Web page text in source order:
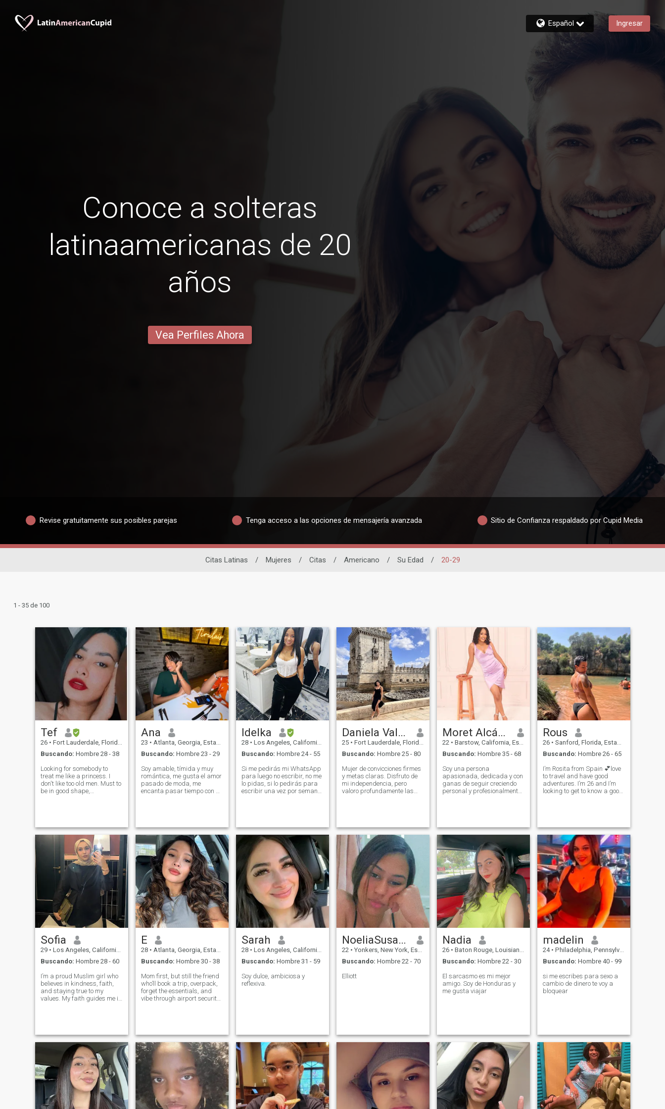
Español Ingresar
Conoce a solteras
latinaamericanas de 20
años
Vea Perfiles Ahora
Revise gratuitamente sus posibles parejas Tenga acceso a las opciones de mensajería avanzada Sitio de Confianza respaldado por Cupid Media
Citas Latinas / Mujeres / Citas / Americano / Su Edad / 20-29
1 - 35 de 100
Tef
26 • Fort Lauderdale, Florida, Estados Unidos
Buscando: Hombre 28 - 38
Looking for somebody to
treat me like a princess. I
don't like too old men. Must to
be in good shape,
your time, I won't reply your
messages. Soy Stef. Si no
coincides con el rango de
edad, apariencia física y
cualidades que busco, mejor
no me escribas. Perderás tu
tiempo porque no voy a
Ana
23 • Atlanta, Georgia, Estados Unidos
Buscando: Hombre 23 - 29
Soy amable, tímida y muy
romántica, me gusta el amor
pasado de moda, me
encanta pasar tiempo con mi
hogar. Soy muy tradicional.
\NTodo es mejor con un buen
café o vino.
Idelka
28 • Los Angeles, California, Estados Unidos
Buscando: Hombre 24 - 55
Si me pedirás mi WhatsApp
para luego no escribir, no me
lo pidas, si lo pedirás para
escribir una vez por semana
tienes tiempo para una
relación
Daniela Valentina
25 • Fort Lauderdale, Florida, Estados Unidos
Buscando: Hombre 25 - 80
Mujer de convicciones firmes
y metas claras. Disfruto de
mi independencia, pero
valoro profundamente las
buen sentido del humor.
Aprendiendo todos los días y
sin miedo a los nuevos
comienzos.
Moret Alcántara
22 • Barstow, California, Estados Unidos
Buscando: Hombre 35 - 68
Soy una persona
apasionada, dedicada y con
ganas de seguir creciendo
personal y profesionalmente.
Creo en el esfuerzo, la
humildad y los sueños
grandes. Me gusta hacer
ejercicio & leer, además me
encanta ir a la iglesia los
domingos. ¡Disfruto pasar
tiempo en familia' con la
bendición de Dios, todo es
perfecto!..No quiero ningún
perfil falso' & porfavor
mantener el respeto si
deseas hablarme..
Rous
26 • Sanford, Florida, Estados Unidos
Buscando: Hombre 26 - 65
I’m Rosita from Spain 💕love
to travel and have good
adventures. I’m 26 and I’m
looking to get to know a good
Ride on my bike 🫶
Sofia
29 • Los Angeles, California, Estados Unidos
Buscando: Hombre 28 - 60
I’m a proud Muslim girl who
believes in kindness, faith,
and staying true to my
values. My faith guides me in
positivity around me.
Modesty and
E
28 • Atlanta, Georgia, Estados Unidos
Buscando: Hombre 30 - 38
Mom first, but still the friend
who’ll book a trip, overpack,
forget the essentials, and
vibe through airport security
moment.
Sarah
28 • Los Angeles, California, Estados Unidos
Buscando: Hombre 31 - 59
Soy dulce, ambiciosa y
reflexiva.
NoeliaSusana
22 • Yonkers, New York, Estados Unidos
Buscando: Hombre 22 - 70
Elliott
Nadia
26 • Baton Rouge, Louisiana, Estados Unidos
Buscando: Hombre 22 - 30
El sarcasmo es mi mejor
amigo. Soy de Honduras y
me gusta viajar
madelin
24 • Philadelphia, Pennsylvania, Estados Unidos
Buscando: Hombre 40 - 99
si me escribes para sexo a
cambio de dinero te voy a
bloquear